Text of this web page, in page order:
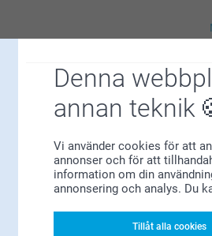
Denna
annan teknik
Vi använder cookies för att
annonser och för att
information om din
annonsering och analys. Du
Tillåt alla cookies
Gör
eller